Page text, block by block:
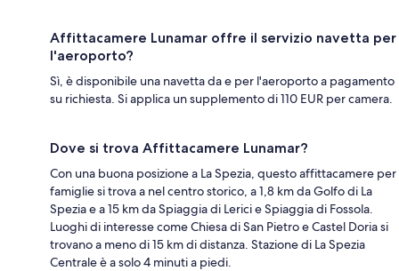
Affittacamere Lunamar offre il servizio navetta per
l'aeroporto?
Sì, è disponibile una navetta da e per l'aeroporto a pagamento
su richiesta. Si applica un supplemento di 110 EUR per camera.
Dove si trova Affittacamere Lunamar?
Con una buona posizione a La Spezia, questo affittacamere per
famiglie si trova a nel centro storico, a 1,8 km da Golfo di La
Spezia e a 15 km da Spiaggia di Lerici e Spiaggia di Fossola.
Luoghi di interesse come Chiesa di San Pietro e Castel Doria si
trovano a meno di 15 km di distanza. Stazione di La Spezia
Centrale è a solo 4 minuti a piedi.